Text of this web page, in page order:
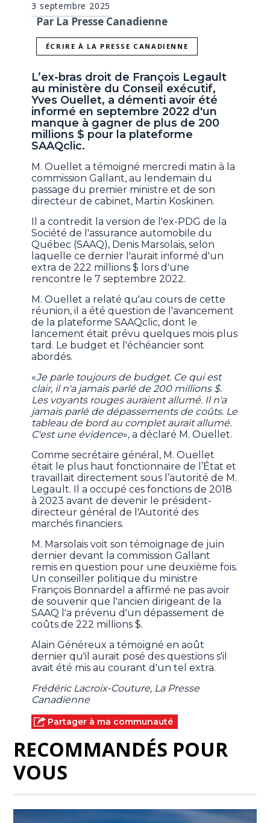
3 septembre 2025
Par La Presse Canadienne
ÉCRIRE À LA PRESSE CANADIENNE
L’ex-bras droit de François Legault
au ministère du Conseil exécutif,
Yves Ouellet, a démenti avoir été
informé en septembre 2022 d'un
manque à gagner de plus de 200
millions $ pour la plateforme
SAAQclic.
M. Ouellet a témoigné mercredi matin à la
commission Gallant, au lendemain du
passage du premier ministre et de son
directeur de cabinet, Martin Koskinen.
Il a contredit la version de l'ex-PDG de la
Société de l'assurance automobile du
Québec (SAAQ), Denis Marsolais, selon
laquelle ce dernier l'aurait informé d'un
extra de 222 millions $ lors d'une
rencontre le 7 septembre 2022.
M. Ouellet a relaté qu'au cours de cette
réunion, il a été question de l'avancement
de la plateforme SAAQclic, dont le
lancement était prévu quelques mois plus
tard. Le budget et l'échéancier sont
abordés.
«Je parle toujours de budget. Ce qui est
clair, il n'a jamais parlé de 200 millions $.
Les voyants rouges auraient allumé. Il n'a
jamais parlé de dépassements de coûts. Le
tableau de bord au complet aurait allumé.
C'est une évidence», a déclaré M. Ouellet.
Comme secrétaire général, M. Ouellet
était le plus haut fonctionnaire de l’État et
travaillait directement sous l’autorité de M.
Legault. Il a occupé ces fonctions de 2018
à 2023 avant de devenir le président-
directeur général de l'Autorité des
marchés financiers.
M. Marsolais voit son témoignage de juin
dernier devant la commission Gallant
remis en question pour une deuxième fois.
Un conseiller politique du ministre
François Bonnardel a affirmé ne pas avoir
de souvenir que l'ancien dirigeant de la
SAAQ l'a prévenu d'un dépassement de
coûts de 222 millions $.
Alain Généreux a témoigné en août
dernier qu'il aurait posé des questions s'il
avait été mis au courant d'un tel extra.
Frédéric Lacroix-Couture, La Presse
Canadienne
Partager à ma communauté
RECOMMANDÉS POUR
VOUS